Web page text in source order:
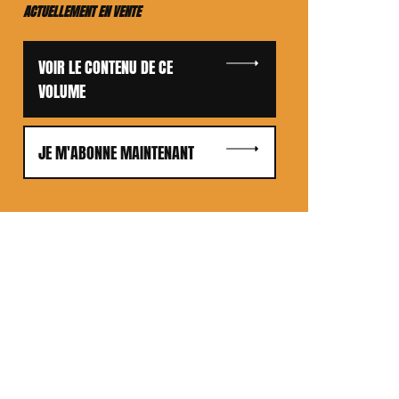
ACTUELLEMENT EN VENTE
VOIR LE CONTENU DE CE
VOLUME
JE M'ABONNE MAINTENANT